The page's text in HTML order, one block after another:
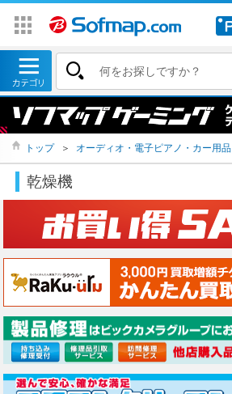
トップ ＞ オーディオ・電子ピアノ・カー用品
乾燥機